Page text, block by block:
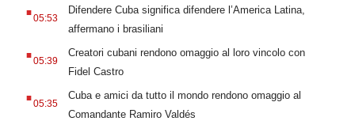
05:53
Difendere Cuba significa difendere l’America Latina,
affermano i brasiliani
.05:39
Creatori cubani rendono omaggio al loro vincolo con
Fidel Castro
.05:35
Cuba e amici da tutto il mondo rendono omaggio al
Comandante Ramiro Valdés